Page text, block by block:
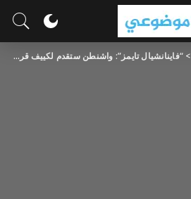
>“فاينانشيال تايمز”: واشنطن ستقدم لكييف قرضا بقيمة 50 مليار دولار مع سداده من عائدات الأصول الروسية